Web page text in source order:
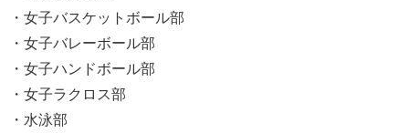
・女子バスケットボール部
・女子バレーボール部
・女子ハンドボール部
・女子ラクロス部
・水泳部